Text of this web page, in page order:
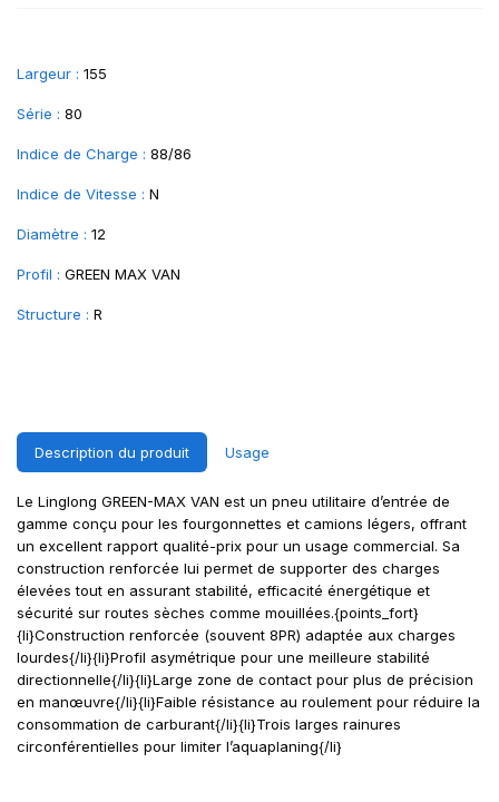
Largeur : 155
Série : 80
Indice de Charge : 88/86
Indice de Vitesse : N
Diamètre : 12
Profil : GREEN MAX VAN
Structure : R
Description du produit Usage
Le Linglong GREEN-MAX VAN est un pneu utilitaire d’entrée de
gamme conçu pour les fourgonnettes et camions légers, offrant
un excellent rapport qualité-prix pour un usage commercial. Sa
construction renforcée lui permet de supporter des charges
élevées tout en assurant stabilité, efficacité énergétique et
sécurité sur routes sèches comme mouillées.{points_fort}
{li}Construction renforcée (souvent 8PR) adaptée aux charges
lourdes{/li}{li}Profil asymétrique pour une meilleure stabilité
directionnelle{/li}{li}Large zone de contact pour plus de précision
en manœuvre{/li}{li}Faible résistance au roulement pour réduire la
consommation de carburant{/li}{li}Trois larges rainures
circonférentielles pour limiter l’aquaplaning{/li}